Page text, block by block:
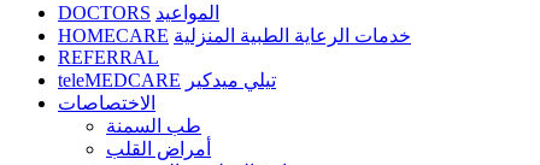
DOCTORS المواعيد
HOMECARE خدمات الرعاية الطبية المنزلية
REFERRAL
teleMEDCARE تيلي ميدكير
الاختصاصات
طب السمنة
أمراض القلب